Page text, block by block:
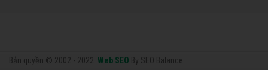
Bản quyền © 2002 - 2022. Web SEO By SEO Balance